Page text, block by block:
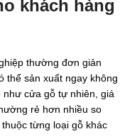
khách hàng
thường đơn giản
thể sản xuất ngay không
như cửa gỗ tự nhiên, giá
rẻ hơn nhiều so
từng loại gỗ khác